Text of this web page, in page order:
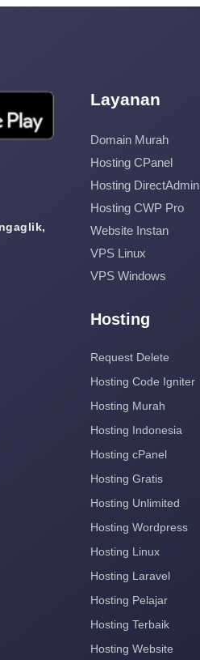
Layanan
Domain Murah
Hosting CPanel
Hosting DirectAdmin
Hosting CWP Pro
Website Instan
VPS Linux
VPS Windows
Hosting
Request Delete
Hosting Code Igniter
Hosting Murah
Hosting Indonesia
Hosting cPanel
Hosting Gratis
Hosting Unlimited
Hosting Wordpress
Hosting Linux
Hosting Laravel
Hosting Pelajar
Hosting Terbaik
Hosting Website